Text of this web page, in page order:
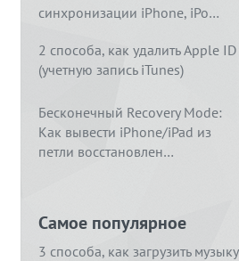
синхронизации iPhone, iPo…
2 способа, как удалить Apple ID
(учетную запись iTunes)
Бесконечный Recovery Mode:
Как вывести iPhone/iPad из
петли восстановлен…
Самое популярное
3 способа, как загрузить музыку